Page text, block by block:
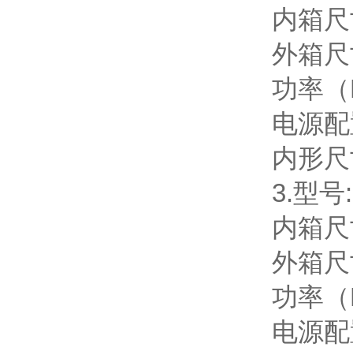
内箱
外箱
功率
电源
内形
3.型号
内箱
外箱
功率
电源